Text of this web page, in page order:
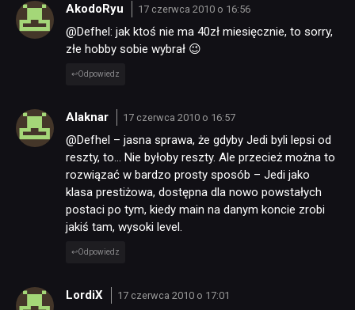
AkodoRyu 17 czerwca 2010 o 16:56
@Defhel: jak ktoś nie ma 40zł miesięcznie, to sorry,
złe hobby sobie wybrał 😉
Odpowiedz
Alaknar 17 czerwca 2010 o 16:57
@Defhel – jasna sprawa, że gdyby Jedi byli lepsi od
reszty, to… Nie byłoby reszty. Ale przecież można to
rozwiązać w bardzo prosty sposób – Jedi jako
klasa prestiżowa, dostępna dla nowo powstałych
postaci po tym, kiedy main na danym koncie zrobi
jakiś tam, wysoki level.
Odpowiedz
LordiX 17 czerwca 2010 o 17:01